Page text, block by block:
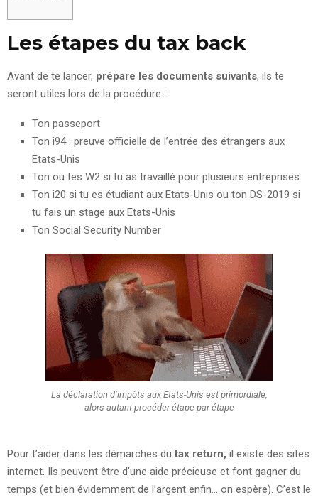
Les étapes du tax back
Avant de te lancer, prépare les documents suivants, ils te
seront utiles lors de la procédure :
Ton passeport
Ton i94 : preuve officielle de l’entrée des étrangers aux
Etats-Unis
Ton ou tes W2 si tu as travaillé pour plusieurs entreprises
Ton i20 si tu es étudiant aux Etats-Unis ou ton DS-2019 si
tu fais un stage aux Etats-Unis
Ton Social Security Number
La déclaration d’impôts aux Etats-Unis est primordiale,
alors autant procéder étape par étape
Pour t’aider dans les démarches du tax return, il existe des sites
internet. Ils peuvent être d’une aide précieuse et font gagner du
temps (et bien évidemment de l’argent enfin… on espère). C’est le